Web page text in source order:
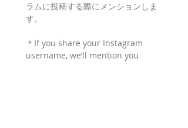
ラムに投稿する際にメンションしま
す。
＊If you share your Instagram
username, we’ll mention you